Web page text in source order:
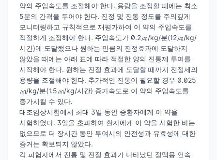
약의 주입속도를 조절해야 한다. 용량을 조정할 때에는 최소
5분의 간격을 두어야 한다. 진정 및 진통 정도를 주의깊게
모니터링하고 규칙적으로 재평가하여 이 약의 주입속도를
적절하게 조정해야 한다. 주입속도가 0.2㎍/kg/분(12㎍/kg/
시간)에 도달했으나 원하는 만큼의 진정효과에 도달하지
않았을 때에는 아래 표에 따라 적절한 양의 진통제 투여를
시작해야 한다. 원하는 진정 효과에 도달할 때까지 진정제의
용량을 조절해야 한다. 추가적인 진통이 필요할 경우 0.025
㎍/kg/분(1.5㎍/kg/시간) 증가속도로 이 약의 주입속도를
증가시킬 수 있다.
대조임상시험에서 최대 3일 동안 중환자에게 이 약을
시험하였다. 3일을 초과하여 환자에게 이 약을 시험한 바는
없으므로 더 장시간 동안 투여시의 안전성과 유효성에 대한
증거는 확보되지 않았다.
각 피험자에서 진통 및 전정 효과가 나타났던 정맥용 연속